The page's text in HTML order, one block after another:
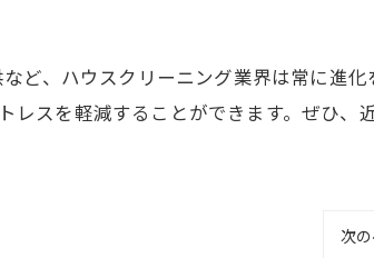
ど、ハウスクリーニング業界は常に進化
レスを軽減することができます。ぜひ、
次